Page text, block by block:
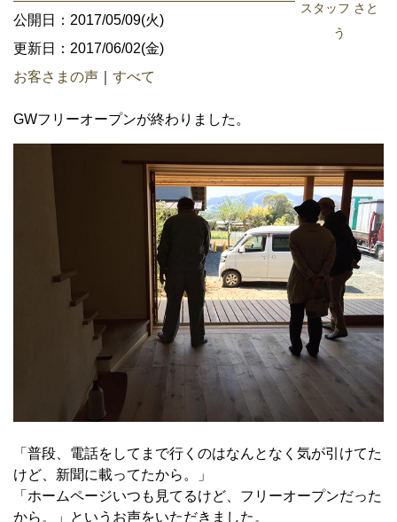
スタッフ さと
う
公開日：2017/05/09(火)
更新日：2017/06/02(金)
お客さまの声
すべて
GWフリーオープンが終わりました。
「普段、電話をしてまで行くのはなんとなく気が引けてた
けど、新聞に載ってたから。」
「ホームページいつも見てるけど、フリーオープンだった
から。」というお声をいただきました。